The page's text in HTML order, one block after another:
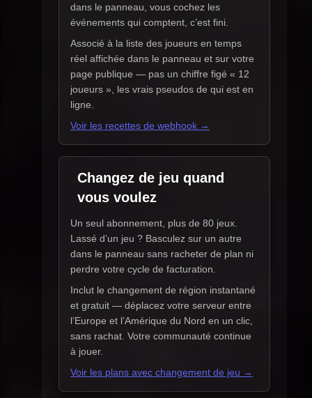
dans le panneau, vous cochez les
événements qui comptent, c’est fini.
Associé à la liste des joueurs en temps
réel affichée dans le panneau et sur votre
page publique — pas un chiffre figé « 12
joueurs », les vrais pseudos de qui est en
ligne.
Voir les recettes de webhook →
Changez de jeu quand
vous voulez
Un seul abonnement, plus de 80 jeux.
Lassé d’un jeu ? Basculez sur un autre
dans le panneau sans racheter de plan ni
perdre votre cycle de facturation.
Inclut le changement de région instantané
et gratuit — déplacez votre serveur entre
l’Europe et l’Amérique du Nord en un clic,
sans rachat. Votre communauté continue
à jouer.
Voir les plans avec changement de jeu →